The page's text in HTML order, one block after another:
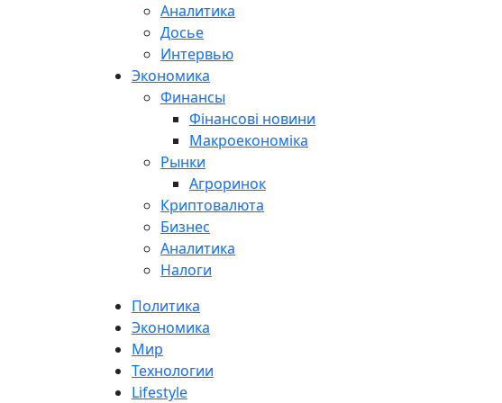
Аналитика
Досье
Интервью
Экономика
Финансы
Фінансові новини
Макроекономіка
Рынки
Агроринок
Криптовалюта
Бизнес
Аналитика
Налоги
Политика
Экономика
Мир
Технологии
Lifestyle